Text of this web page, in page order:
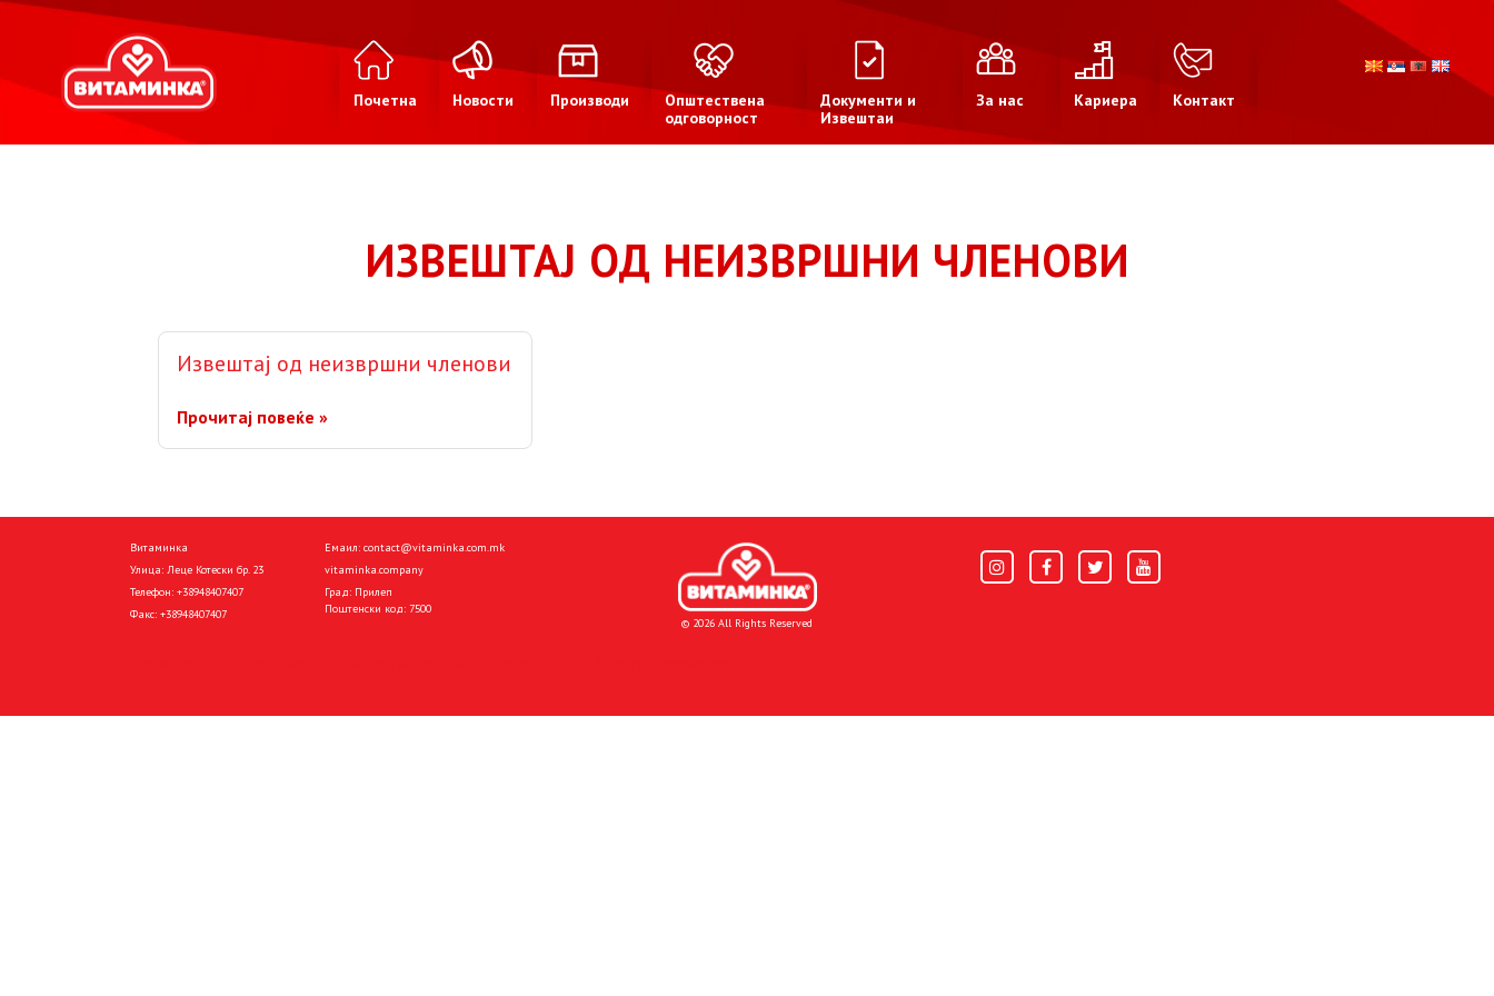
Почетна Новости Производи
Општествена
одговорност
Документи и
Извештаи
За нас Кариера Контакт
ИЗВЕШТАЈ ОД НЕИЗВРШНИ ЧЛЕНОВИ
Извештај од неизвршни членови
Прочитај повеќе »
Витаминка
Улица: Леце Котески бр. 23
Телефон: +38948407407
Факс: +38948407407
Емаил: contact@vitaminka.com.mk
vitaminka.company
Град: Прилеп
Поштенски код: 7500
© 2026 All Rights Reserved